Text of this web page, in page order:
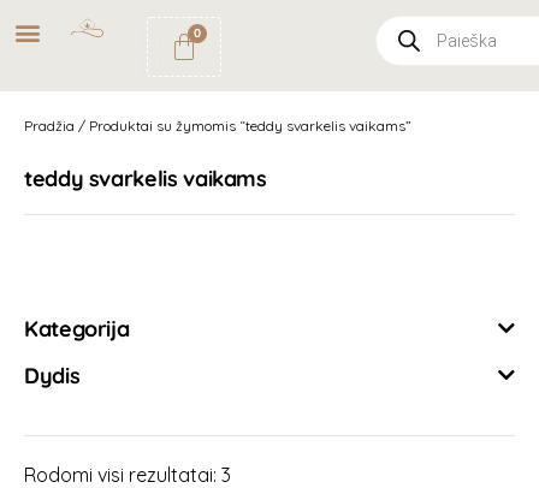
NEMOKAMAS
PRISTATYMAS
PAŠTOMATU
UŽSAKYMAMS NUO
0
Pradžia / Produktai su žymomis “teddy svarkelis vaikams”
teddy svarkelis vaikams
Kategorija
Dydis
Rodomi visi rezultatai: 3